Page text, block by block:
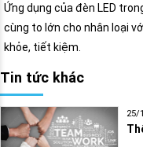
Ứng dụng của đèn LED
cùng to lớn cho nhân loại
khỏe, tiết kiệm.
Tin tức khác
25/